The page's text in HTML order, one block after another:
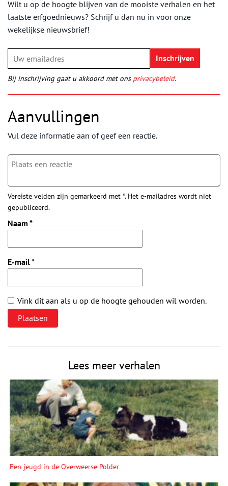
Wilt u op de hoogte blijven van de mooiste verhalen en het
laatste erfgoednieuws? Schrijf u dan nu in voor onze
wekelijkse nieuwsbrief!
Bij inschrijving gaat u akkoord met ons privacybeleid.
Aanvullingen
Vul deze informatie aan of geef een reactie.
Vereiste velden zijn gemarkeerd met *. Het e-mailadres wordt niet
gepubliceerd.
Naam *
E-mail*
Vink dit aan als u op de hoogte gehouden wil worden.
Lees meer verhalen
Een jeugd in de Overweerse Polder